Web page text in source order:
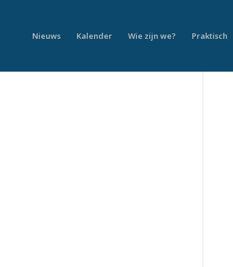
Nieuws Kalender Wie zijn we? Praktisch